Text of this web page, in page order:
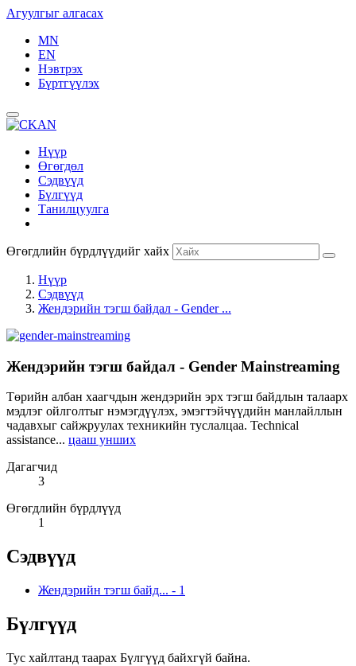
Агуулгыг алгасах
MN
EN
Нэвтрэх
Бүртгүүлэх
Нүүр
Өгөгдөл
Сэдвүүд
Бүлгүүд
Танилцуулга
Өгөгдлийн бүрдлүүдийг хайх
Нүүр
Сэдвүүд
Жендэрийн тэгш байдал - Gender ...
Жендэрийн тэгш байдал - Gender Mainstreaming
Төрийн албан хаагчдын жендэрийн эрх тэгш байдлын талаарх
мэдлэг ойлголтыг нэмэгдүүлэх, эмэгтэйчүүдийн манлайллын
чадавхыг сайжруулах техникийн туслалцаа. Technical
assistance... цааш унших
Дагагчид
3
Өгөгдлийн бүрдлүүд
1
Сэдвүүд
Жендэрийн тэгш байд... - 1
Бүлгүүд
Тус хайлтанд таарах Бүлгүүд байхгүй байна.